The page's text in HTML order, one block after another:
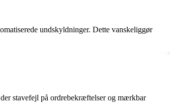
undskyldninger. Dette vanskeliggør
stavefejl på ordrebekræftelser og mærkbar